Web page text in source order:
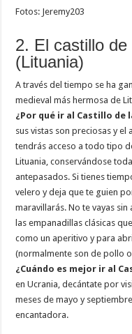
Fotos: Jeremy203
2. El castillo
(Lituania)
A través del tiempo se ha
medieval más hermosa de
¿Por qué ir al Castillo de
sus vistas son preciosas y el
tendrás acceso a todo tipo
Lituania, conservándose
antepasados. Si tienes
velero y deja que te guien
maravillarás. No te vayas
las empanadillas clásicas
como un aperitivo y para
(normalmente son de pollo
¿Cuándo es mejor ir al
en Ucrania, decántate por
meses de mayo y
encantadora.